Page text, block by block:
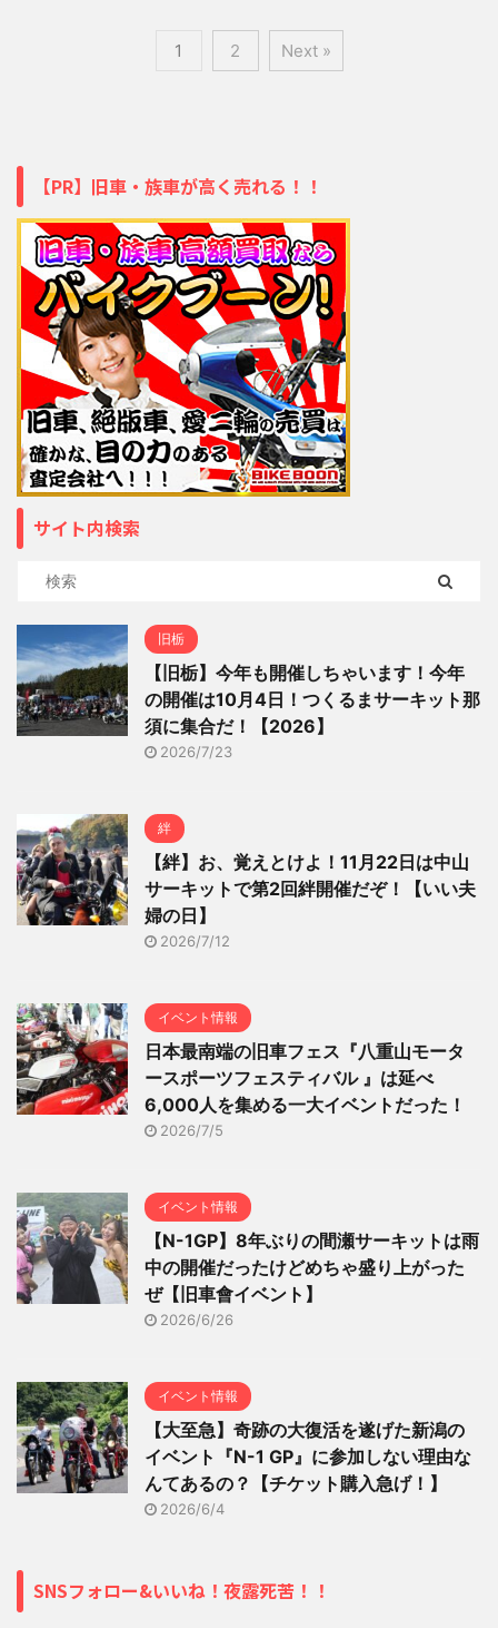
1 2 Next »
【PR】旧車・族車が高く売れる！！
サイト内検索
旧栃
【旧栃】今年も開催しちゃいます！今年
の開催は10月4日！つくるまサーキット那
須に集合だ！【2026】
2026/7/23
絆
【絆】お、覚えとけよ！11月22日は中山
サーキットで第2回絆開催だぞ！【いい夫
婦の日】
2026/7/12
イベント情報
日本最南端の旧車フェス『八重山モータ
ースポーツフェスティバル 』は延べ
6,000人を集める一大イベントだった！
2026/7/5
イベント情報
【N-1GP】8年ぶりの間瀬サーキットは雨
中の開催だったけどめちゃ盛り上がった
ぜ【旧車會イベント】
2026/6/26
イベント情報
【大至急】奇跡の大復活を遂げた新潟の
イベント『N-1 GP』に参加しない理由な
んてあるの？【チケット購入急げ！】
2026/6/4
SNSフォロー&いいね！夜露死苦！！